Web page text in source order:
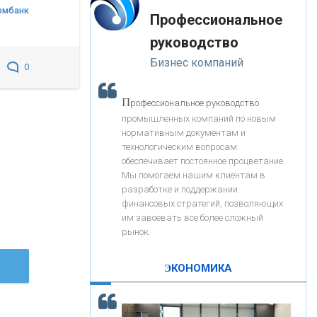
0
«ЗАПСИБКОМБАНК»
«РОСЕВРОБАНК»
«ПРЕСС-СЛУЖБА ВТБ24»
«АВТОГРАДБАНК»
«ПРОМРЕГИОНБАНК»
ОНАС
КОНТАКТЫ
корость - один из главных трендов в
кредитовании бизнеса - «Интервью»
-- Лучшее, что можно сделать с хорошим советом, это
пропустить его мимо ушей. Он никогда не бывает
полезен никому, кроме того, кто его дал.
-- Люблю давать советы и очень не люблю, когда их
дают мне.
Профессиональное
руководство
Бизнес компаний
Профессиональное руководство
промышленных компаний по новым
нормативным документам и
технологическим вопросам
обеспечивает постоянное процветание.
Мы помогаем нашим клиентам в
разработке и поддержании
финансовых стратегий, позволяющих
им завоевать все более сложный
рынок.
ЭКОНОМИКА